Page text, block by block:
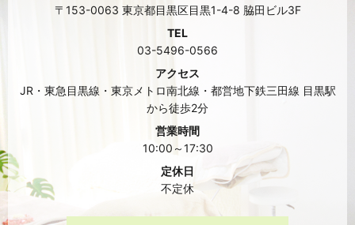
〒153-0063 東京都目黒区目黒1-4-8 脇田ビル3F
TEL
03-5496-0566
アクセス
JR・東急目黒線・東京メトロ南北線・都営地下鉄三田線 目黒駅
から徒歩2分
営業時間
10:00～17:30
定休日
不定休